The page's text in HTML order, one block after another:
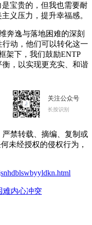
宝贵的，但我也需要耐
义压力，提升幸福感。
奔逸与落地困难的深刻
动，他们可以转化这一
架下，我们鼓励ENTP
，以实现更充实、和谐
关注公众号
长按识别
禁转载、摘编、复制或
未经授权的侵权行为，
难内心冲突